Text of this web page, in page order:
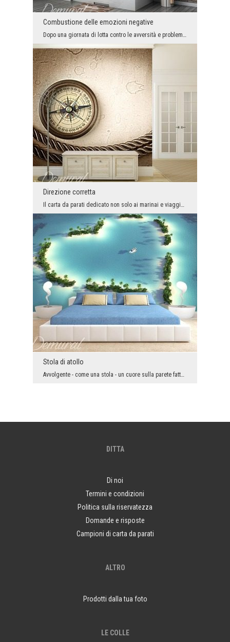
Combustione delle emozioni negative
Dopo una giornata di lotta contro le avversità e problemi - è giunto il momento di ripulire le em...
Direzione corretta
Il carta da parati dedicato non solo ai marinai e viaggiatori ma anche agli inseguitori delle ten...
Stola di atollo
Avvolgente - come una stola - un cuore sulla parete fatto dalle palme tropicali e nel suo interno...
DITTA
Di noi
Termini e condizioni
Politica sulla riservatezza
Domande e risposte
Campioni di carta da parati
ALTRO
Prodotti dalla tua foto
LE COLLE